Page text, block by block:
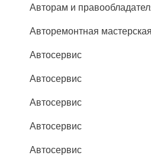
Авторам и
Авторемонтная мастерская
Автосервис
Автосервис
Автосервис
Автосервис
Автосервис